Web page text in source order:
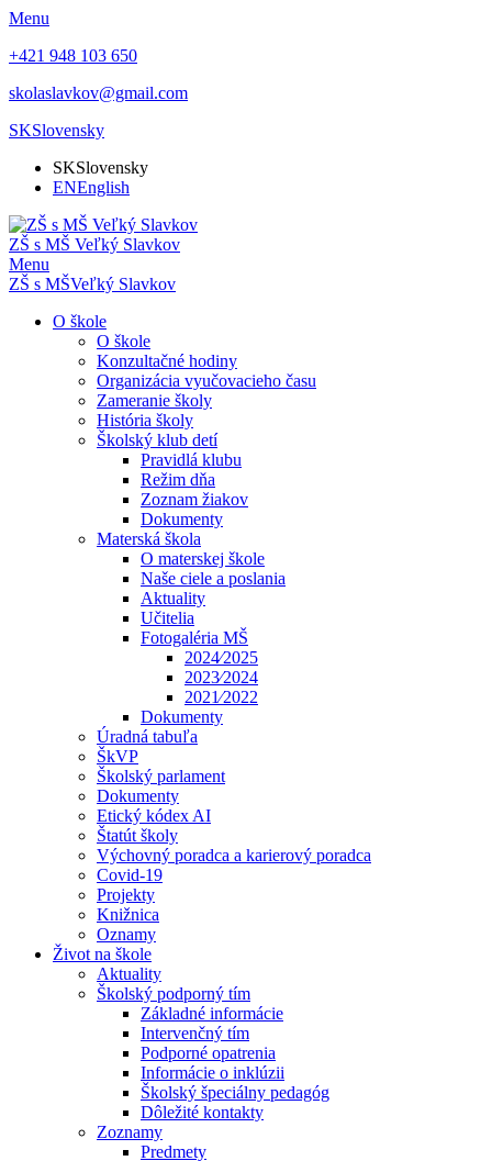
Menu
+421 948 103 650
skolaslavkov@gmail.com
SKSlovensky
SKSlovensky
ENEnglish
ZŠ s MŠ Veľký Slavkov
Menu
ZŠ s MŠVeľký Slavkov
O škole
O škole
Konzultačné hodiny
Organizácia vyučovacieho času
Zameranie školy
História školy
Školský klub detí
Pravidlá klubu
Režim dňa
Zoznam žiakov
Dokumenty
Materská škola
O materskej škole
Naše ciele a poslania
Aktuality
Učitelia
Fotogaléria MŠ
2024⁄2025
2023⁄2024
2021⁄2022
Dokumenty
Úradná tabuľa
ŠkVP
Školský parlament
Dokumenty
Etický kódex AI
Štatút školy
Výchovný poradca a karierový poradca
Covid-19
Projekty
Knižnica
Oznamy
Život na škole
Aktuality
Školský podporný tím
Základné informácie
Intervenčný tím
Podporné opatrenia
Informácie o inklúzii
Školský špeciálny pedagóg
Dôležité kontakty
Zoznamy
Predmety